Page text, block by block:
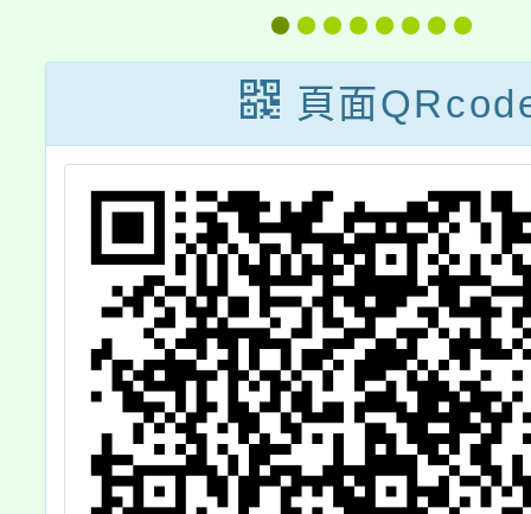
辦「2026藝起進
劇場—爵士樂
篇」活動簡章，
請貴校踴躍報名
參加，請查照。
體優
請惠
周知
頁面